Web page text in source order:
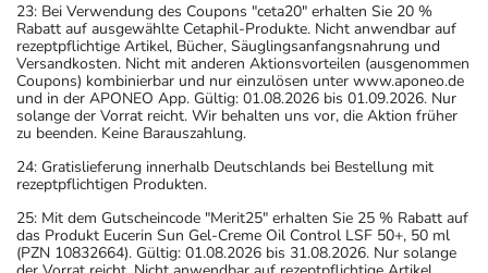
23: Bei Verwendung des Coupons "ceta20" erhalten Sie 20 %
Rabatt auf ausgewählte Cetaphil-Produkte. Nicht anwendbar auf
rezeptpflichtige Artikel, Bücher, Säuglingsanfangsnahrung und
Versandkosten. Nicht mit anderen Aktionsvorteilen (ausgenommen
Coupons) kombinierbar und nur einzulösen unter www.aponeo.de
und in der APONEO App. Gültig: 01.08.2026 bis 01.09.2026. Nur
solange der Vorrat reicht. Wir behalten uns vor, die Aktion früher
zu beenden. Keine Barauszahlung.
24: Gratislieferung innerhalb Deutschlands bei Bestellung mit
rezeptpflichtigen Produkten.
25: Mit dem Gutscheincode "Merit25" erhalten Sie 25 % Rabatt auf
das Produkt Eucerin Sun Gel-Creme Oil Control LSF 50+, 50 ml
(PZN 10832664). Gültig: 01.08.2026 bis 31.08.2026. Nur solange